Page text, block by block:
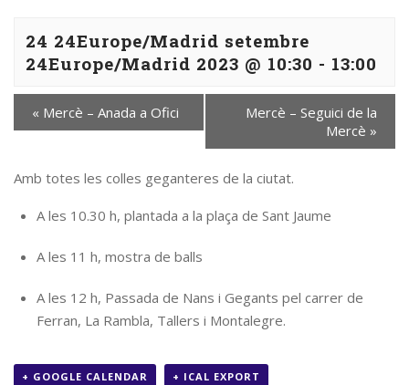
24 24Europe/Madrid setembre
24Europe/Madrid 2023 @ 10:30 - 13:00
« Mercè – Anada a Ofici
Mercè – Seguici de la
Mercè »
Amb totes les colles geganteres de la ciutat.
A les 10.30 h, plantada a la plaça de Sant Jaume
A les 11 h, mostra de balls
A les 12 h, Passada de Nans i Gegants pel carrer de
Ferran, La Rambla, Tallers i Montalegre.
+ GOOGLE CALENDAR + ICAL EXPORT